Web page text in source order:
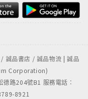
誠品書店 / 誠品物流 | 誠品
Corporation)
路204號B1 服務電話：
8921